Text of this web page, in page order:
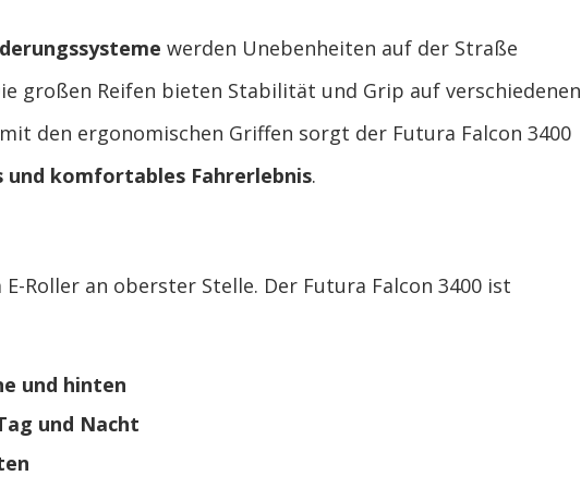
werden Unebenheiten auf der Straße
großen Reifen bieten Stabilität und Grip auf verschiedenen
den ergonomischen Griffen sorgt der Futura Falcon 3400
und komfortables Fahrerlebnis.
Roller an oberster Stelle. Der Futura Falcon 3400 ist
und hinten
und Nacht